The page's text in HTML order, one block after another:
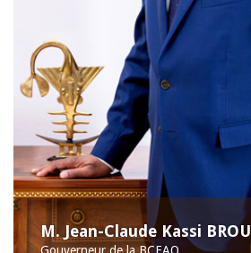
M. Jean-Claude Kassi BROU